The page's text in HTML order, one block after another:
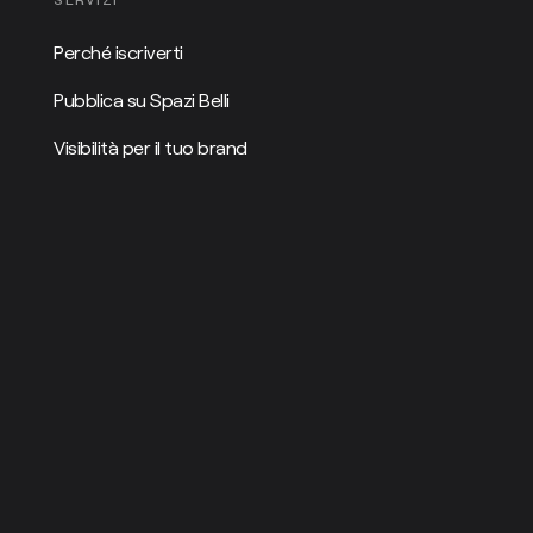
Perché iscriverti
Pubblica su Spazi Belli
Visibilità per il tuo brand